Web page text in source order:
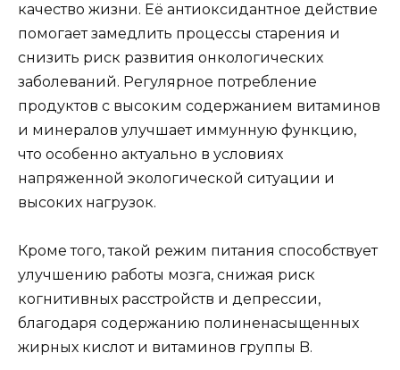
качество жизни. Её антиоксидантное действие
помогает замедлить процессы старения и
снизить риск развития онкологических
заболеваний. Регулярное потребление
продуктов с высоким содержанием витаминов
и минералов улучшает иммунную функцию,
что особенно актуально в условиях
напряженной экологической ситуации и
высоких нагрузок.
Кроме того, такой режим питания способствует
улучшению работы мозга, снижая риск
когнитивных расстройств и депрессии,
благодаря содержанию полиненасыщенных
жирных кислот и витаминов группы B.